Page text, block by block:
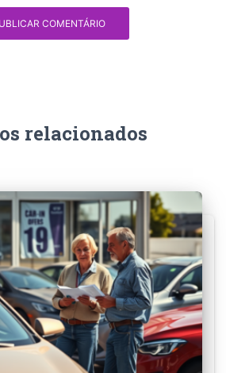
relacionados